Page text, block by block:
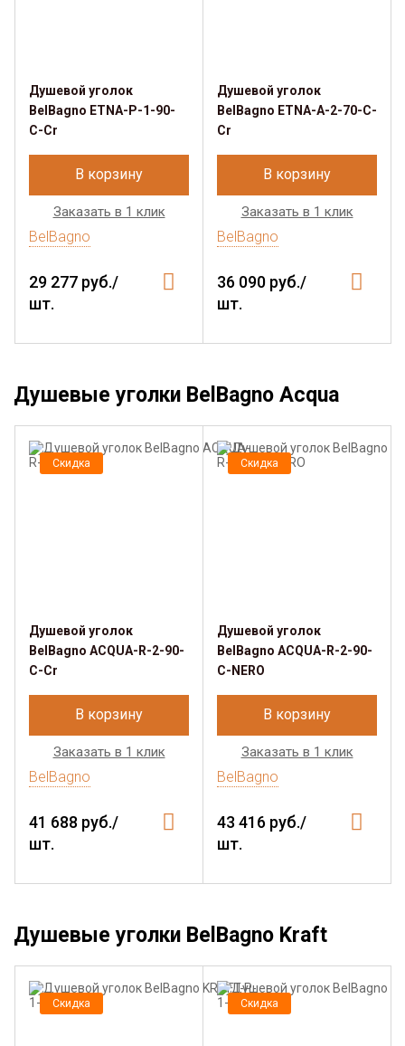
Душевой уголок
BelBagno ETNA-P-1-90-
C-Cr
В корзину
Заказать в 1 клик
BelBagno
29 277 руб./
шт.
Душевой уголок
BelBagno ETNA-A-2-70-C-
Cr
В корзину
Заказать в 1 клик
BelBagno
36 090 руб./
шт.
Душевые уголки BelBagno Acqua
Скидка
Душевой уголок
BelBagno ACQUA-R-2-90-
C-Cr
В корзину
Заказать в 1 клик
BelBagno
41 688 руб./
шт.
Скидка
Душевой уголок
BelBagno ACQUA-R-2-90-
C-NERO
В корзину
Заказать в 1 клик
BelBagno
43 416 руб./
шт.
Душевые уголки BelBagno Kraft
Скидка Скидка